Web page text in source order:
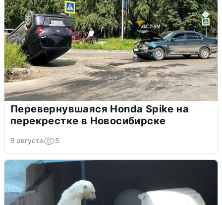
Перевернувшаяся Honda Spike на
перекрестке в Новосибирске
9 августа 5